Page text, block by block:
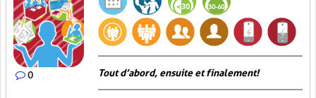
0 Tout d’abord, ensuite et finalement!